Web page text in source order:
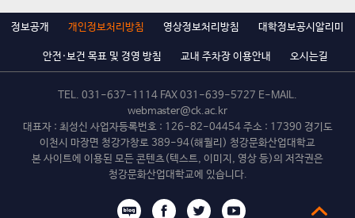
정보공개 개인정보처리방침 영상정보처리방침 대학정보공시알리미
안전·보건 목표 및 경영 방침 교내 주차장 이용안내 오시는길
TEL. 031-637-1114 FAX 031-639-5727 E-MAIL.
webmaster@ck.ac.kr
대표자 : 최성신 사업자등록번호 : 126-82-04454 주소 : 17390 경기도
이천시 마장면 청강가창로 389-94(해월리) 청강문화산업대학교
본 사이트에 이용된 모든 콘텐츠(텍스트, 이미지, 영상 등)의 저작권은
청강문화산업대학교에 있습니다.